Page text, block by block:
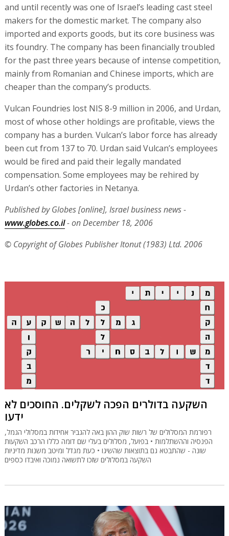
and until recently was one of Israel’s leading cast steel
makers for the domestic market. The company also
imported and exports goods, but its core business was
its foundry. The company has been financially troubled
for the past three years because of intense competition,
mainly from Romanian and Chinese imports, which are
cheaper than the company’s products.
Vulcan Foundries lost NIS 8-9 million in 2006, and Urdan,
most of whose other holdings are profitable, views the
company has a burden. Vulcan’s labor force has already
been cut from 137 to 70. Urdan said Vulcan’s employees
would be fired and paid their legally mandated
compensation. Some employees may be rehired by
Urdan’s other factories in Netanya.
Published by Globes [online], Israel business news -
www.globes.co.il- on December 18, 2006
© Copyright of Globes Publisher Itonut (1983) Ltd. 2006
השקעה בדולרים הפכה לשקלים. החוסכים לא
ידעו
רפורמת המסלולים של רשות שוק ההון באה להגביר אחידות במסלולי הגמל,
הפנסיה וההשתלמות • בפועל, מסלולים בעלי שם דומה כללו הרכב השקעות
שונה - שהתבטא גם בתוצאות שהשיגו • כעת מגדל ומיטב משנות מדיניות
השקעה במסלולים שזכו לתשואה נמוכה ואיבדו כספים